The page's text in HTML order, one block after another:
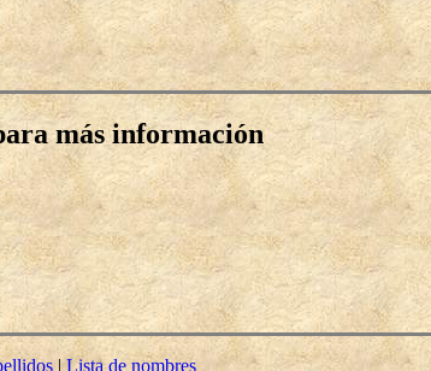
más información
| Lista de nombres